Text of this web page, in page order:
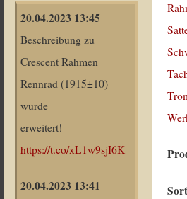
20.04.2023 13:45
Beschreibung zu
Crescent Rahmen
Rennrad (1915±10)
wurde
erweitert!
https://t.co/xL1w9sjI6K
20.04.2023 13:41